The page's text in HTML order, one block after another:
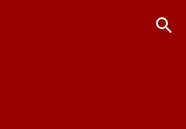
Skip to navigation